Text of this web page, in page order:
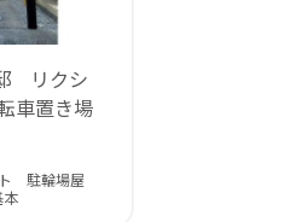
リクシ
車置き場
駐輪場屋